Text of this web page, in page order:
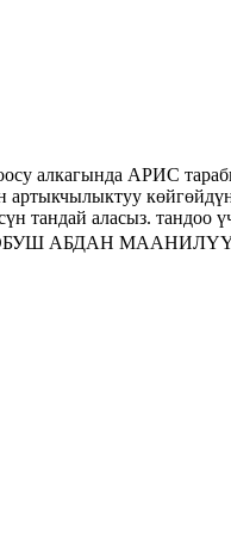
алкагында АРИС
аласыз. тандоо
ДОБУШ АБДАН